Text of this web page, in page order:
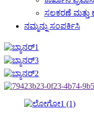
ಸಲಕರಣೆ ಮತ್ತು
ನಮ್ಮನ್ನು ಸಂಪರ್ಕಿಸಿ